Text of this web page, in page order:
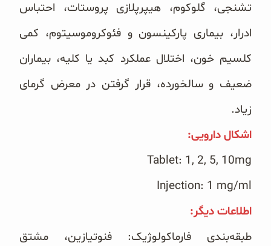
تشنجی، گلوکوم، ‏هیپرپلازی پروستات، احتباس
ادرار، بیماری پارکینسون و فئوکروموسیتوم، کمی
کلسیم خون، اختلال عملکرد کبد یا کلیه، ‏بیماران
ضعیف و سالخورده، قرار گرفتن در معرض گرمای
زیاد. ‏
اشکال دارویی: ‏
Tablet: 1, 2, 5, 10mg‏
Injection: 1 mg/ml‏ ‏
اطلاعات دیگر: ‏
طبقه‌بندی فارماکولوژیک: فنوتیازین، مشتق